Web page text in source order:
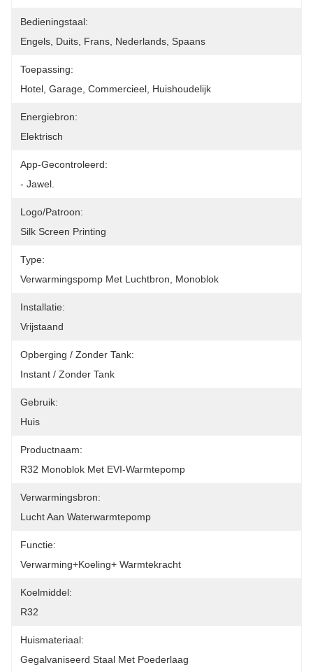
Bedieningstaal:
Engels, Duits, Frans, Nederlands, Spaans
Toepassing:
Hotel, Garage, Commercieel, Huishoudelijk
Energiebron:
Elektrisch
App-Gecontroleerd:
- Jawel.
Logo/patroon:
Silk Screen Printing
Type:
Verwarmingspomp Met Luchtbron, Monoblok
Installatie:
Vrijstaand
Opberging / Zonder Tank:
Instant / Zonder Tank
Gebruik:
Huis
Productnaam:
R32 Monoblok Met EVI-Warmtepomp
Verwarmingsbron:
Lucht Aan Waterwarmtepomp
Functie:
Verwarming+koeling+ Warmtekracht
Koelmiddel:
R32
Huismateriaal:
Gegalvaniseerd Staal Met Poederlaag